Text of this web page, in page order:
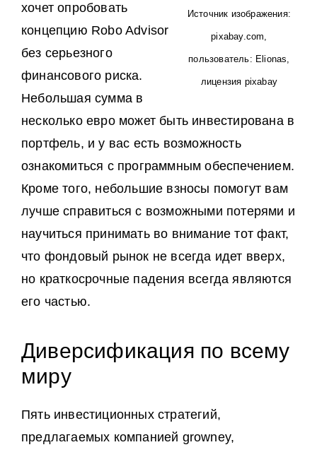
Источник изображения:
pixabay.com,
пользователь: Elionas,
лицензия pixabay
хочет опробовать
концепцию Robo Advisor
без серьезного
финансового риска.
Небольшая сумма в
несколько евро может быть инвестирована в
портфель, и у вас есть возможность
ознакомиться с программным обеспечением.
Кроме того, небольшие взносы помогут вам
лучше справиться с возможными потерями и
научиться принимать во внимание тот факт,
что фондовый рынок не всегда идет вверх,
но краткосрочные падения всегда являются
его частью.
Диверсификация по всему
миру
Пять инвестиционных стратегий,
предлагаемых компанией growney,